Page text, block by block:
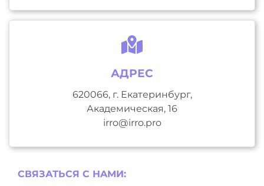
АДРЕС
620066, г. Екатеринбург,
Академическая, 16
irro@irro.pro
СВЯЗАТЬСЯ С НAМИ: